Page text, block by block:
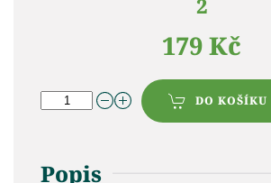
179 Kč
DO KOŠÍKU
Popis